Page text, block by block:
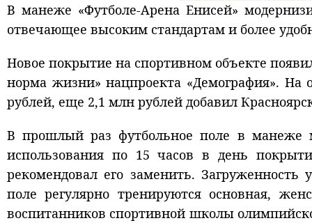
В манеже «Футболе-Арена Енисей»
отвечающее высоким стандартам и более
Новое покрытие на спортивном объекте
норма жизни» нацпроекта «Демография».
рублей, еще 2,1 млн рублей добавил
В прошлый раз футбольное поле в манеже
использования по 15 часов в день
рекомендовал его заменить.
поле регулярно тренируются основная,
воспитанников спортивной школы